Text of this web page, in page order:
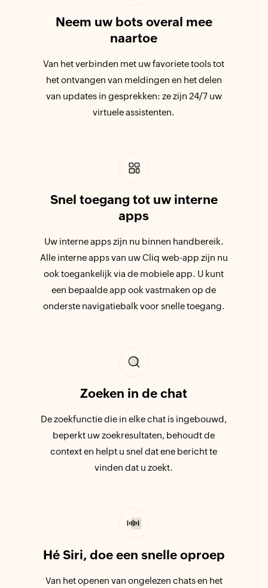
Neem uw bots overal mee
naartoe
Van het verbinden met uw favoriete tools tot
het ontvangen van meldingen en het delen
van updates in gesprekken: ze zijn 24/7 uw
virtuele assistenten.
Snel toegang tot uw interne
apps
Uw interne apps zijn nu binnen handbereik.
Alle interne apps van uw Cliq web-app zijn nu
ook toegankelijk via de mobiele app. U kunt
een bepaalde app ook vastmaken op de
onderste navigatiebalk voor snelle toegang.
Zoeken in de chat
De zoekfunctie die in elke chat is ingebouwd,
beperkt uw zoekresultaten, behoudt de
context en helpt u snel dat ene bericht te
vinden dat u zoekt.
Hé Siri, doe een snelle oproep
Van het openen van ongelezen chats en het